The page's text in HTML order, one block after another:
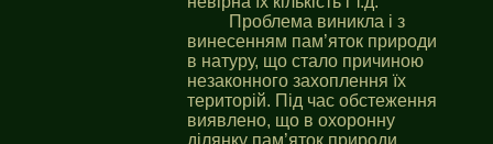
Проблема виникла і з
винесенням пам’яток природи
в натуру, що стало причиною
незаконного захоплення їх
територій. Під час обстеження
виявлено, що в охоронну
ділянку пам’яток природи